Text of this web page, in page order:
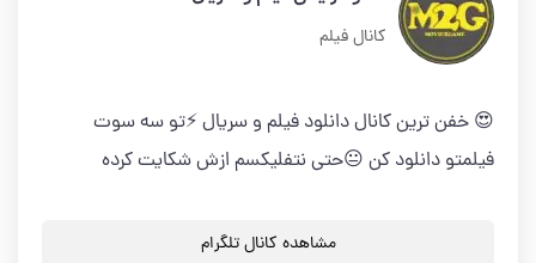
کانال فیلم
😍 خفن ترین کانال دانلود فیلم و سریال ⚡تو سه سوت
فیلمتو دانلود کن 😐حتی نتفلیکسم ازش شکایت کرده
مشاهده کانال تلگرام